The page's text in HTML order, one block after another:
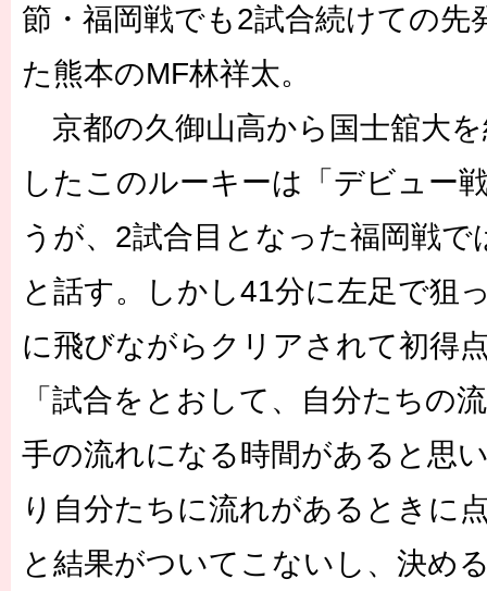
節・福岡戦でも2試合続けての先
た熊本のMF林祥太。
京都の久御山高から国士舘大
したこのルーキーは「デビュー
うが、2試合目となった福岡戦
と話す。しかし41分に左足で狙
に飛びながらクリアされて初得
「試合をとおして、自分たちの
手の流れになる時間があると思
り自分たちに流れがあるときに
と結果がついてこないし、決め